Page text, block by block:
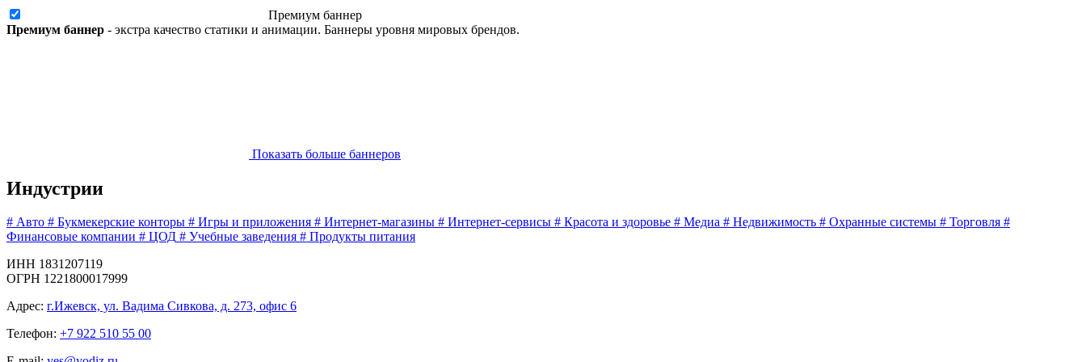
Премиум баннер
Премиум баннер - экстра качество статики и анимации. Баннеры уровня мировых брендов.
Показать больше баннеров
Индустрии
# Авто # Букмекерские конторы # Игры и приложения # Интернет-магазины # Интернет-сервисы # Красота и здоровье # Медиа # Недвижимость # Охранные системы # Торговля #
Финансовые компании # ЦОД # Учебные заведения # Продукты питания
ИНН 1831207119
ОГРН 1221800017999
Адрес: г.Ижевск, ул. Вадима Сивкова, д. 273, офис 6
Телефон: +7 922 510 55 00